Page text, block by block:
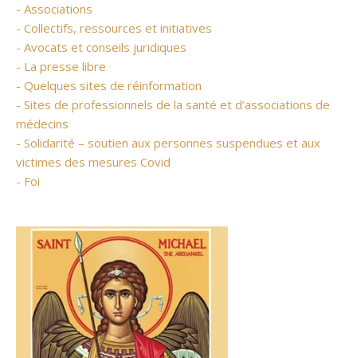
- Associations
- Collectifs, ressources et initiatives
- Avocats et conseils juridiques
- La presse libre
- Quelques sites de réinformation
- Sites de professionnels de la santé et d’associations de
médecins
- Solidarité – soutien aux personnes suspendues et aux
victimes des mesures Covid
- Foi